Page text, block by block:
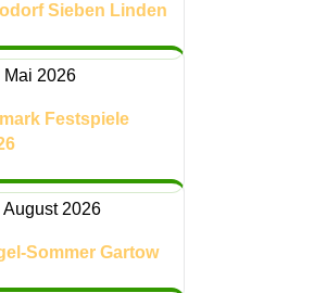
Sieben Linden
Mai 2026
Festspiele
August 2026
Sommer Gartow